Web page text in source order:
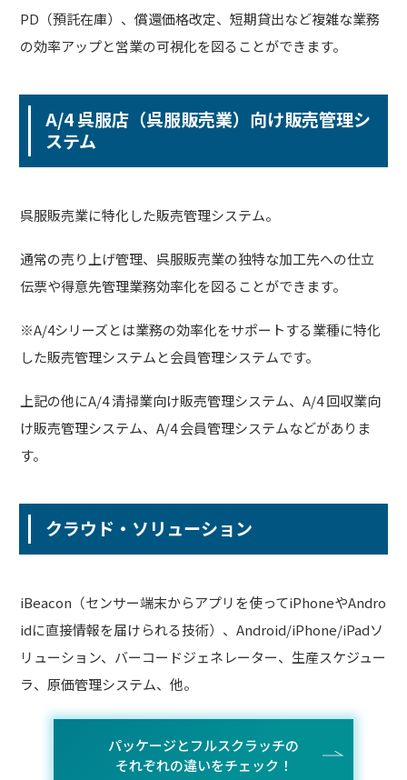
PD（預託在庫）、償還価格改定、短期貸出など複雑な業務
の効率アップと営業の可視化を図ることができます。
A/4 呉服店（呉服販売業）向け販売管理シ
ステム
呉服販売業に特化した販売管理システム。
通常の売り上げ管理、呉服販売業の独特な加工先への仕立
伝票や得意先管理業務効率化を図ることができます。
※A/4シリーズとは業務の効率化をサポートする業種に特化
した販売管理システムと会員管理システムです。
上記の他にA/4 清掃業向け販売管理システム、A/4 回収業向
け販売管理システム、A/4 会員管理システムなどがありま
す。
クラウド・ソリューション
iBeacon（センサー端末からアプリを使ってiPhoneやAndro
idに直接情報を届けられる技術）、Android/iPhone/iPadソ
リューション、バーコードジェネレーター、生産スケジュー
ラ、原価管理システム、他。
パッケージとフルスクラッチの
それぞれの違いをチェック！